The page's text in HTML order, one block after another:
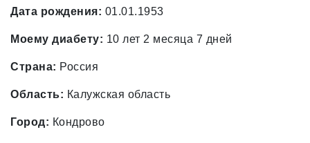
Дата рождения: 01.01.1953
Моему диабету: 10 лет 2 месяца 7 дней
Страна: Россия
Область: Калужская область
Город: Кондрово